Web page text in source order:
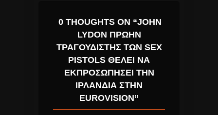
0 THOUGHTS ON “JOHN
LYDON ΠΡΏΗΝ
ΤΡΑΓΟΥΔΙΣΤΉΣ ΤΩΝ SEX
PISTOLS ΘΈΛΕΙ ΝΑ
ΕΚΠΡΟΣΩΠΉΣΕΙ ΤΗΝ
ΙΡΛΑΝΔΊΑ ΣΤΗΝ
EUROVISION”